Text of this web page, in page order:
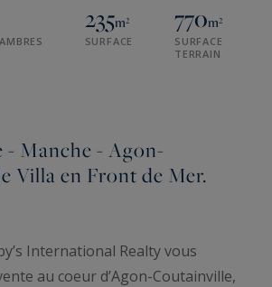
235m²
SURFACE
770m²
SURFACE
TERRAIN
- Manche - Agon-
Villa en Front de Mer.
International Realty vous
au coeur d’Agon-Coutainville,